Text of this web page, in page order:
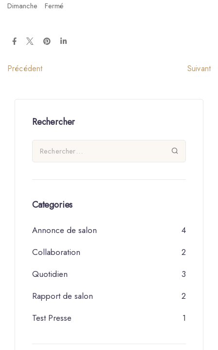
Dimanche
Fermé
Précédent Suivant
Rechercher
Categories
Annonce de salon
4
Collaboration
2
Quotidien
3
Rapport de salon
2
Test Presse
1